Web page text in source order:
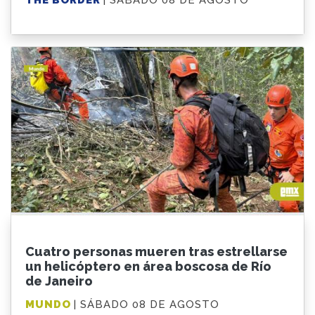
Cuatro personas mueren tras estrellarse
un helicóptero en área boscosa de Río
de Janeiro
MUNDO | SÁBADO 08 DE AGOSTO